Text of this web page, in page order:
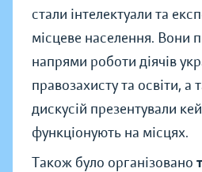
стали інтелектуали та
місцеве населення. Вони
напрями роботи діячів
правозахисту та освіти,
дискусій презентували
функціонують на місцях.
Також було організовано